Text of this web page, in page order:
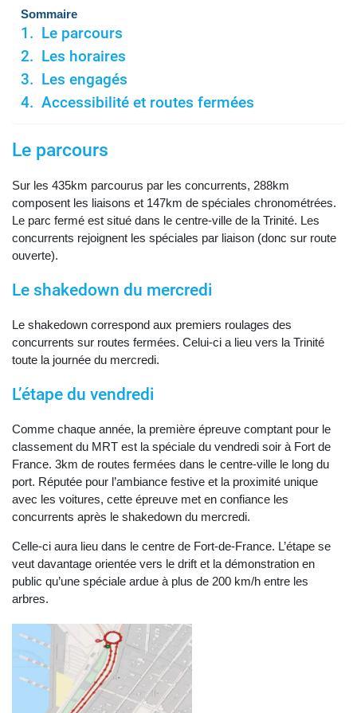
Sommaire
Le parcours
Les horaires
Les engagés
Accessibilité et routes fermées
Le parcours
Sur les 435km parcourus par les concurrents, 288km
composent les liaisons et 147km de spéciales chronométrées.
Le parc fermé est situé dans le centre-ville de la Trinité. Les
concurrents rejoignent les spéciales par liaison (donc sur route
ouverte).
Le shakedown du mercredi
Le shakedown correspond aux premiers roulages des
concurrents sur routes fermées. Celui-ci a lieu vers la Trinité
toute la journée du mercredi.
L’étape du vendredi
Comme chaque année, la première épreuve comptant pour le
classement du MRT est la spéciale du vendredi soir à Fort de
France. 3km de routes fermées dans le centre-ville le long du
port. Réputée pour l’ambiance festive et la proximité unique
avec les voitures, cette épreuve met en confiance les
concurrents après le shakedown du mercredi.
Celle-ci aura lieu dans le centre de Fort-de-France. L’étape se
veut davantage orientée vers le drift et la démonstration en
public qu’une spéciale ardue à plus de 200 km/h entre les
arbres.